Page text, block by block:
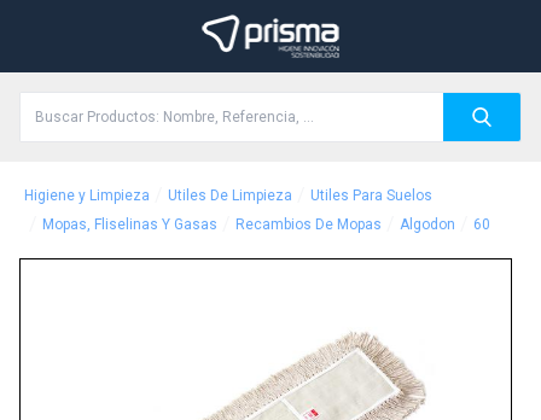
Higiene y Limpieza Utiles De Limpieza Utiles Para Suelos
Mopas, Fliselinas Y Gasas Recambios De Mopas Algodon 60